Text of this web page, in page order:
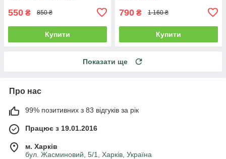
550 ₴ 850 ₴
Купити
790 ₴ 1 160 ₴
Купити
Показати ще
Про нас
99% позитивних з 83 відгуків за рік
Працює з 19.01.2016
м. Харків
бул. Жасминовий, 5/1, Харків, Україна